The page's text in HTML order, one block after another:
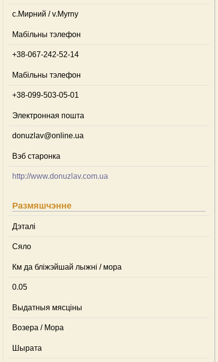
с.Мирний / v.Myrny
Мабільны тэлефон
+38-067-242-52-14
Мабільны тэлефон
+38-099-503-05-01
Электронная пошта
donuzlav@online.ua
Вэб старонка
http://www.donuzlav.com.ua
Размяшчэнне
Дэталі
Сяло
Км да бліжэйшай лыжні / мора
0.05
Выдатныя мясціны
Возера / Мора
Шырата